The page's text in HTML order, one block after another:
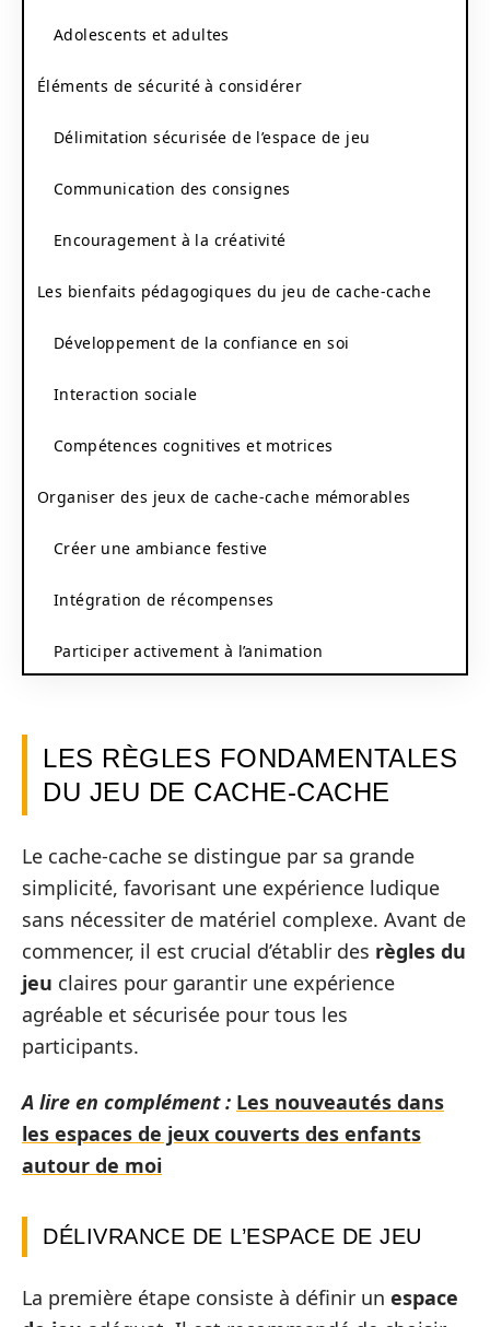
Adolescents et adultes
Éléments de sécurité à considérer
Délimitation sécurisée de l’espace de jeu
Communication des consignes
Encouragement à la créativité
Les bienfaits pédagogiques du jeu de cache-cache
Développement de la confiance en soi
Interaction sociale
Compétences cognitives et motrices
Organiser des jeux de cache-cache mémorables
Créer une ambiance festive
Intégration de récompenses
Participer activement à l’animation
LES RÈGLES FONDAMENTALES
DU JEU DE CACHE-CACHE
Le cache-cache se distingue par sa grande
simplicité, favorisant une expérience ludique
sans nécessiter de matériel complexe. Avant de
commencer, il est crucial d’établir des règles du
jeu claires pour garantir une expérience
agréable et sécurisée pour tous les
participants.
A lire en complément : Les nouveautés dans
les espaces de jeux couverts des enfants
autour de moi
DÉLIVRANCE DE L’ESPACE DE JEU
La première étape consiste à définir un espace